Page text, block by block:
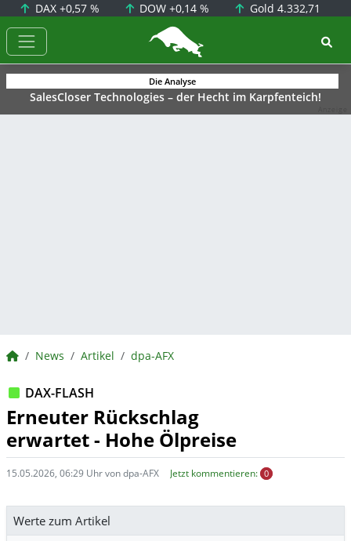
DAX +0,57 % DOW+0,14 % Gold 4.332,71
BörsenNEWS.de
Die Analyse
SalesCloser Technologies – der Hecht im Karpfenteich!
BörsenNEWS.de
News Artikel dpa-AFX
DAX-FLASH
Erneuter Rückschlag
erwartet - Hohe Ölpreise
15.05.2026, 06:29 Uhr von dpa-AFX Jetzt kommentieren: 0
Werte zum Artikel